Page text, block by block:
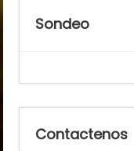
Sondeo
Contactenos